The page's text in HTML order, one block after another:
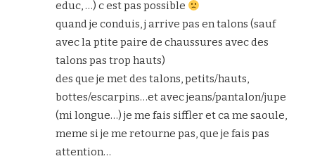
educ, …) c est pas possible
quand je conduis, j arrive pas en talons (sauf
avec la ptite paire de chaussures avec des
talons pas trop hauts)
des que je met des talons, petits/hauts,
bottes/escarpins…et avec jeans/pantalon/jupe
(mi longue…) je me fais siffler et ca me saoule,
meme si je me retourne pas, que je fais pas
attention…